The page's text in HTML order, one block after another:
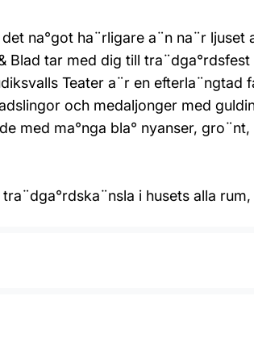
na°got ha¨rligare a¨n na¨r
tar med dig till
Teater a¨r en
och medaljonger med
med ma°nga bla° nyanser,
i husets alla rum,